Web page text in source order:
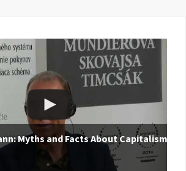
Myths and Facts About Capitalism |